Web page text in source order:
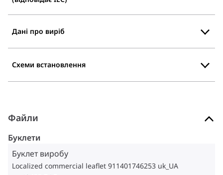
Дані про виріб
Схеми встановлення
Файли
Буклети
Буклет виробу
Localized commercial leaflet 911401746253 uk_UA